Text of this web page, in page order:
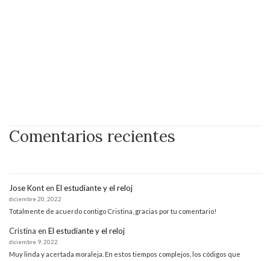
Comentarios recientes
Jose Konten El estudiante y el reloj
diciembre 20, 2022
Totalmente de acuerdo contigo Cristina, gracias por tu comentario!
Cristina en El estudiante y el reloj
diciembre 9, 2022
Muy linda y acertada moraleja. En estos tiempos complejos, los códigos que